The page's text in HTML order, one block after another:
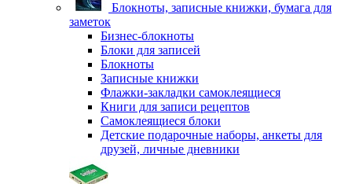
Блокноты, записные книжки, бумага для
заметок
Бизнес-блокноты
Блоки для записей
Блокноты
Записные книжки
Флажки-закладки самоклеящиеся
Книги для записи рецептов
Самоклеящиеся блоки
Детские подарочные наборы, анкеты для
друзей, личные дневники